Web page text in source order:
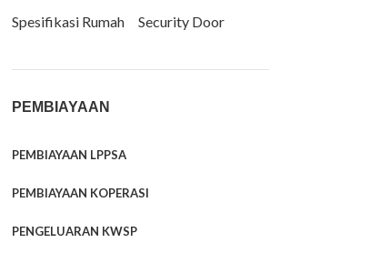
Spesifikasi Rumah
Security Door
PEMBIAYAAN
PEMBIAYAAN LPPSA
PEMBIAYAAN KOPERASI
PENGELUARAN KWSP